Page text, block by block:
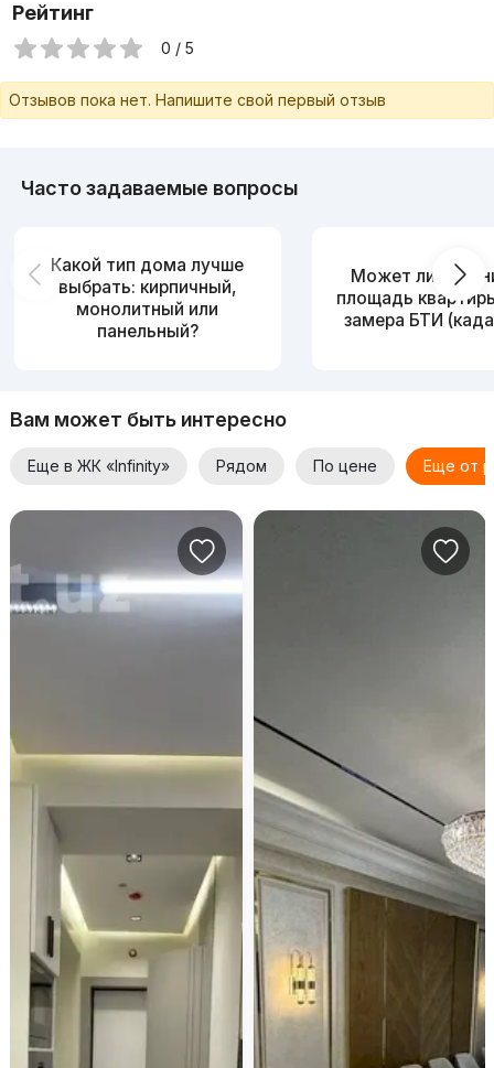
Рейтинг
0 / 5
Отзывов пока нет. Напишите свой первый отзыв
Часто задаваемые вопросы
Какой тип дома лучше
выбрать: кирпичный,
монолитный или
панельный?
Может ли
площадь
замера БТИ
Вам может быть интересно
Еще в ЖК «Infinity» Рядом По цене Еще от